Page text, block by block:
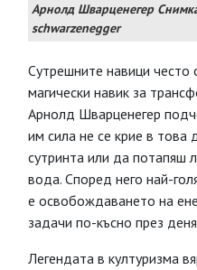
Арнолд Шварценегер
schwarzenegger
Сутрешните навици често
магически навик за
Арнолд Шварценегер
им сила не се крие в това
сутринта или да потапяш
вода. Според него най-
е освобождаването на
задачи по-късно през
Легендата в културизма